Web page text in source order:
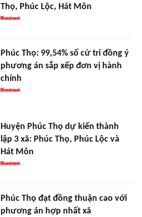
Thọ, Phúc Lộc, Hát Môn
Phúc Thọ: 99,54% số cử tri đồng ý
phương án sắp xếp đơn vị hành
chính
Huyện Phúc Thọ dự kiến thành
lập 3 xã: Phúc Thọ, Phúc Lộc và
Hát Môn
Phúc Thọ đạt đồng thuận cao với
phương án hợp nhất xã